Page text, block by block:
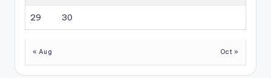
29 30
« Aug Oct »